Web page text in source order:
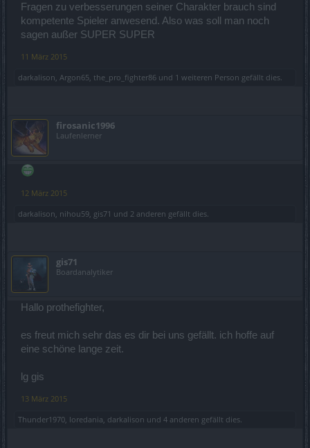
Fragen zu verbesserungen seiner Charakter brauch sind
kompetente Spieler anwesend. Also was soll man noch
sagen außer SUPER SUPER
11 März 2015
darkalison Argon65 the_pro_fighter86 und 1 weiteren Person gefällt dies.
firosanic1996
Laufenlerner
12 März 2015
darkalison nihou59 gis71 und 2 anderen gefällt dies.
gis71
Boardanalytiker
Hallo prothefighter,
es freut mich sehr das es dir bei uns gefällt. ich hoffe auf
eine schöne lange zeit.
lg gis
13 März 2015
Thunder1970 loredania darkalison und 4 anderen gefällt dies.